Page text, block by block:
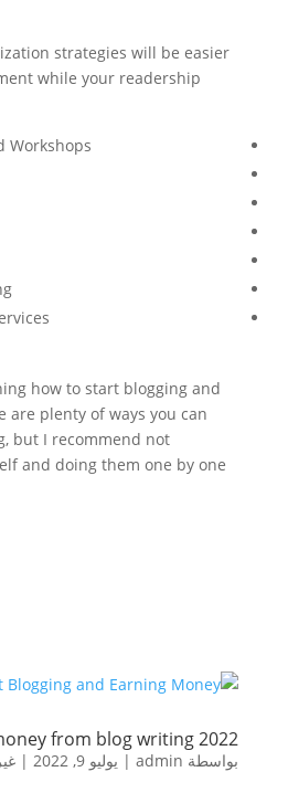
strategies will be easier
while your readership
Workshops
how to start blogging and
are plenty of ways you can
but I recommend not
and doing them one by one
from blog writing 2022
بواسطة admin
| يوليو 9, 2022 |